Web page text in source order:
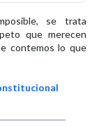
se trata
que merecen
contemos lo que